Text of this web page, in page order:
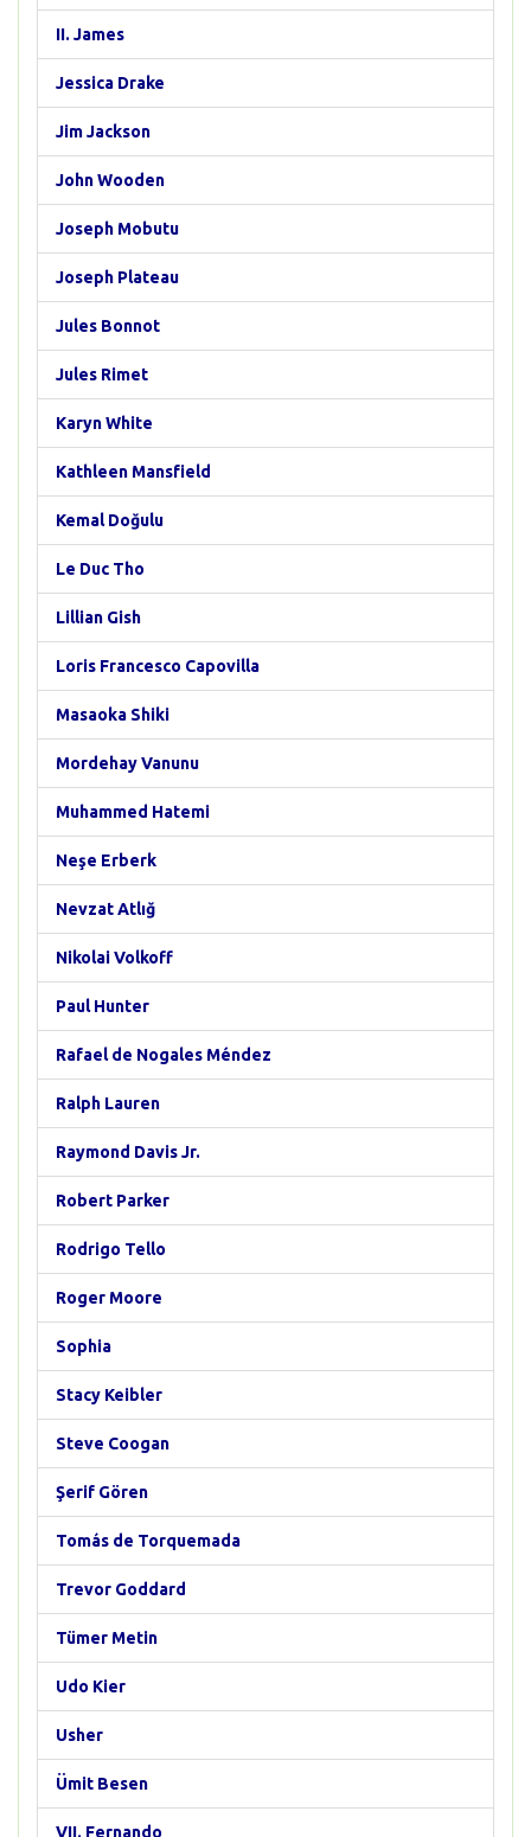
II. James
Jessica Drake
Jim Jackson
John Wooden
Joseph Mobutu
Joseph Plateau
Jules Bonnot
Jules Rimet
Karyn White
Kathleen Mansfield
Kemal Doğulu
Le Duc Tho
Lillian Gish
Loris Francesco Capovilla
Masaoka Shiki
Mordehay Vanunu
Muhammed Hatemi
Neşe Erberk
Nevzat Atlığ
Nikolai Volkoff
Paul Hunter
Rafael de Nogales Méndez
Ralph Lauren
Raymond Davis Jr.
Robert Parker
Rodrigo Tello
Roger Moore
Sophia
Stacy Keibler
Steve Coogan
Şerif Gören
Tomás de Torquemada
Trevor Goddard
Tümer Metin
Udo Kier
Usher
Ümit Besen
VII. Fernando